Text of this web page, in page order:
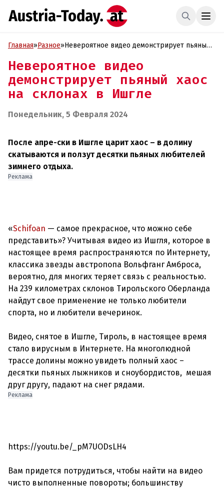
Главная»Разное»Невероятное видео демонстрирует пьяный
Невероятное видео
демонстрирует пьяный хаос
на склонах в Ишгле
Понедельник, 5 Февраля 2024
После апре-ски в Ишгле царит хаос – в долину
скатываются и ползут десятки пьяных любителей
зимнего отдыха.
Реклама
«Schifoan — самое прекрасное, что можно себе
представить»? Учитывая видео из Ишгля, которое в
настоящее время распространяются по Интернету,
классика звезды австропопа Вольфганг Амброса,
вероятно, для многих теряет связь с реальностью.
На 239 километрах склонов Тирольского Оберланда
найдут свое применение не только любители
спорта, но и любители вечеринок.
Видео, снятое в Ишгле, Тироль, в настоящее время
стало вирусным в Интернете. На многолюдной
трассе долины можно увидеть полный хаос –
десятки пьяных лыжников и сноубордистов, мешая
Реклама
https://youtu.be/_pM7UODsLH4
Вам придется потрудиться, чтобы найти на видео
чисто выполненные повороты; большинству